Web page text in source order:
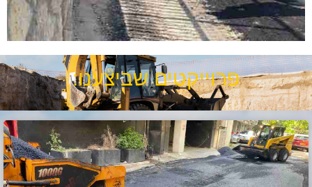
פרוייקטים שביצענו: